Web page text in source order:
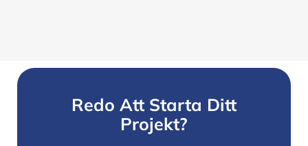
Redo Att Starta Ditt
Projekt?